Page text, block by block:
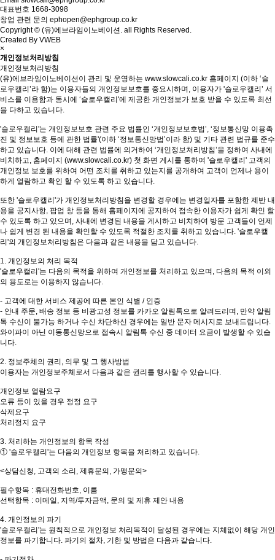
대표번호 1668-3098
창업 관련 문의 ephopen@ephgroup.co.kr
Copyright © (유)에브라임이노베이션. all Rights Reserved.
Created By VWEB
×
개인정보처리방침
개인정보처리방침
(유)에브라임이노베이션이 관리 및 운영하는 www.slowcali.co.kr 홈페이지 (이하 ‘슬
로우캘리’라 함)는 이용자들의 개인정보보호를 중요시하며, 이용자가 '슬로우캘리’ 서
비스를 이용함과 동시에 ‘슬로우캘리'에 제공한 개인정보가 보호 받을 수 있도록 최선
을 다하고 있습니다.
'슬로우캘리'는 개인정보보호 관련 주요 법률인 ‘개인정보보호법’, ‘정보통신망 이용촉
진 및 정보보호 등에 관한 법률'(이하 ‘정보통신망법’이라 함) 및 기타 관련 법규를 준수
하고 있습니다. 이에 대해 관련 법률에 의거하여 ‘개인정보처리방침’을 정하여 사내에
비치하고, 홈페이지 (www.slowcali.co.kr) 첫 화면 게시를 통하여 '슬로우캘리' 고객의
개인정보 보호를 위하여 어떤 조치를 취하고 있는지를 공개하여 고객이 언제나 용이
하게 열람하고 확인 할 수 있도록 하고 있습니다.
또한 '슬로우캘리'가 개인정보처리방침을 변경할 경우에는 변경일자를 포함한 제반 내
용을 공지사항, 팝업 창 등을 통해 홈페이지에 공지하여 접속한 이용자가 쉽게 확인 할
수 있도록 하고 있으며, 사내에 변경된 내용을 게시하고 비치하여 방문 고객들이 언제
나 쉽게 변경 된 내용을 확인할 수 있도록 적절한 조치를 취하고 있습니다. '슬로우캘
리'의 개인정보처리방침은 다음과 같은 내용을 담고 있습니다.
1. 개인정보의 처리 목적
'슬로우캘리'는 다음의 목적을 위하여 개인정보를 처리하고 있으며, 다음의 목적 이외
의 용도로는 이용하지 않습니다.
- 고객에 대한 서비스 제공에 따른 본인 식별 / 인증
- 안내 주문, 배송 정보 등 비광고성 정보를 카카오 알림톡으로 알려드리며, 만약 알림
톡 수신이 불가능 하거나 수신 차단하신 경우에는 일반 문자 메시지로 보내드립니다.
와이파이 아닌 이동통신망으로 접속시 알림톡 수신 중 데이터 요금이 발생할 수 있습
니다.
2. 정보주체의 권리, 의무 및 그 행사방법
이용자는 개인정보주체로서 다음과 같은 권리를 행사할 수 있습니다.
개인정보 열람요구
오류 등이 있을 경우 정정 요구
삭제요구
처리정지 요구
3. 처리하는 개인정보의 항목 작성
① '슬로우캘리'는 다음의 개인정보 항목을 처리하고 있습니다.
<상담신청, 고객의 소리, 제휴문의, 가맹문의>
필수항목 : 휴대전화번호, 이름
선택항목 : 이메일, 지역/투자금액, 문의 및 제휴 제안 내용
4. 개인정보의 파기
'슬로우캘리'는 원칙적으로 개인정보 처리목적이 달성된 경우에는 지체없이 해당 개인
정보를 파기합니다. 파기의 절차, 기한 및 방법은 다음과 같습니다.